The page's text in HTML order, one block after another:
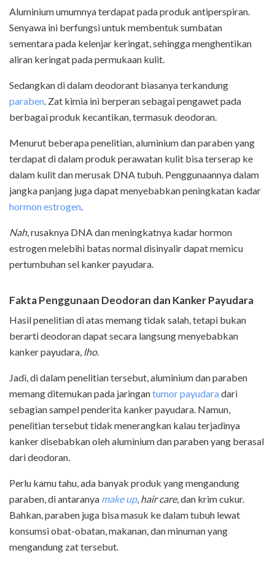
Aluminium umumnya terdapat pada produk antiperspiran.
Senyawa ini berfungsi untuk membentuk sumbatan
sementara pada kelenjar keringat, sehingga menghentikan
aliran keringat pada permukaan kulit.
Sedangkan di dalam deodorant biasanya terkandung
paraben . Zat kimia ini berperan sebagai pengawet pada
berbagai produk kecantikan, termasuk deodoran.
Menurut beberapa penelitian, aluminium dan paraben yang
terdapat di dalam produk perawatan kulit bisa terserap ke
dalam kulit dan merusak DNA tubuh. Penggunaannya dalam
jangka panjang juga dapat menyebabkan peningkatan kadar
hormon estrogen
Nah, rusaknya DNA dan meningkatnya kadar hormon
estrogen melebihi batas normal disinyalir dapat memicu
pertumbuhan sel kanker payudara.
Fakta Penggunaan Deodoran dan Kanker Payudara
Hasil penelitian di atas memang tidak salah, tetapi bukan
berarti deodoran dapat secara langsung menyebabkan
kanker payudara, lho.
Jadi, di dalam penelitian tersebut, aluminium dan paraben
memang ditemukan pada jaringantumor payudaradari
sebagian sampel penderita kanker payudara. Namun,
penelitian tersebut tidak menerangkan kalau terjadinya
kanker disebabkan oleh aluminium dan paraben yang berasal
dari deodoran.
Perlu kamu tahu, ada banyak produk yang mengandung
paraben, di antaranya make up, hair care, dan krim cukur.
Bahkan, paraben juga bisa masuk ke dalam tubuh lewat
konsumsi obat-obatan, makanan, dan minuman yang
mengandung zat tersebut.